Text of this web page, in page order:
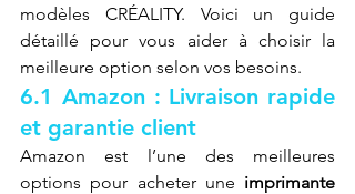
modèles CRÉALITY. Voici un guide
détaillé pour vous aider à choisir la
meilleure option selon vos besoins.
6.1 Amazon : Livraison rapide
et garantie client
Amazon est l’une des meilleures
options pour acheter une imprimante